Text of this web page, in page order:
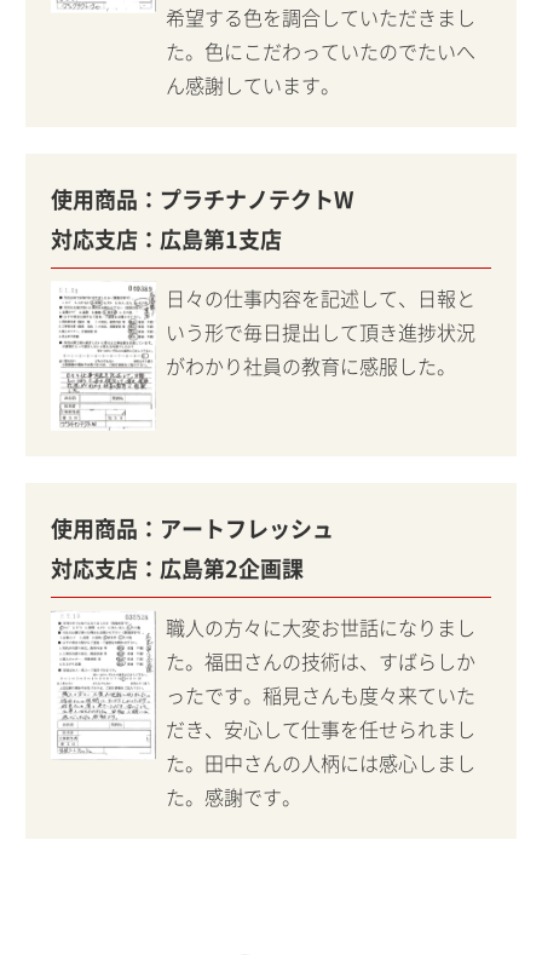
希望する色を調合していただきまし
た。色にこだわっていたのでたいへ
ん感謝しています。
使用商品： プラチナノテクトW
対応支店：広島第1支店
日々の仕事内容を記述して、日報と
いう形で毎日提出して頂き進捗状況
がわかり社員の教育に感服した。
使用商品： アートフレッシュ
対応支店：広島第2企画課
職人の方々に大変お世話になりまし
た。福田さんの技術は、すばらしか
ったです。稲見さんも度々来ていた
だき、安心して仕事を任せられまし
た。田中さんの人柄には感心しまし
た。感謝です。